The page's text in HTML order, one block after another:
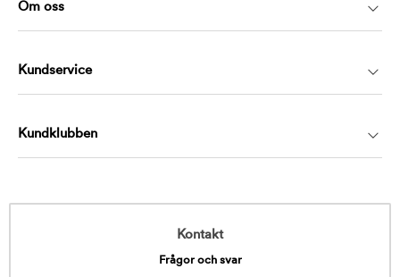
Om oss
Kundservice
Kundklubben
Kontakt
Frågor och svar